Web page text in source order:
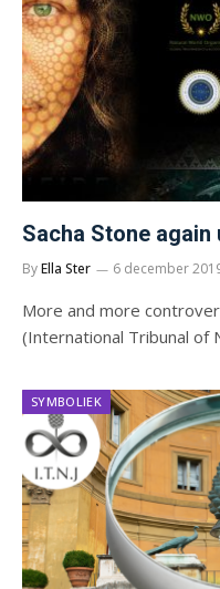
Sacha Stone
ByElla Ster 6 december
More and more
(International Tribunal of
SYMBOLIEK